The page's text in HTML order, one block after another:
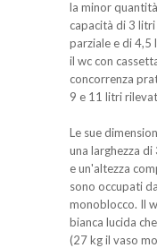
la minor
capacità di 3
parziale e di 4,5
il wc con
concorrenza
9 e 11 litri
Le sue
una larghezza
e un'altezza
sono occupati
monoblocco. Il
bianca lucida
(27 kg il vaso